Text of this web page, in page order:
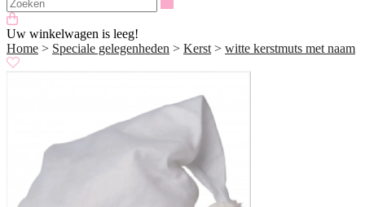
Uw winkelwagen is leeg!
Home > Speciale gelegenheden > Kerst > witte kerstmuts met naam